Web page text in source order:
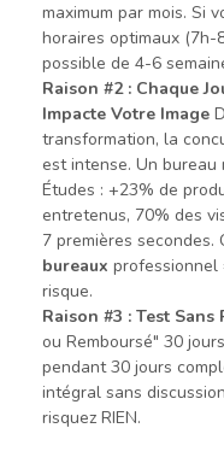
maximum par mois. Si
horaires optimaux
possible de 4-6
Raison #2 : Chaque
Impacte Votre Image
transformation, la
est intense. Un
Études : +23% de
entretenus, 70% des
7 premières secondes.
bureaux professionnel
risque.
Raison #3 : Test Sans
ou Remboursé" 30
pendant 30 jours
intégral sans
risquez RIEN.